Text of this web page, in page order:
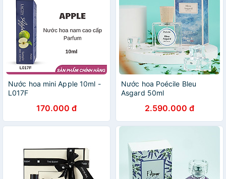
Nước hoa mini Apple 10ml -
L017F
170.000 đ
Nước hoa Poécile Bleu
Asgard 50ml
2.590.000 đ